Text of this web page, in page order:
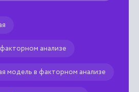
анализе
модель в факторном анализе